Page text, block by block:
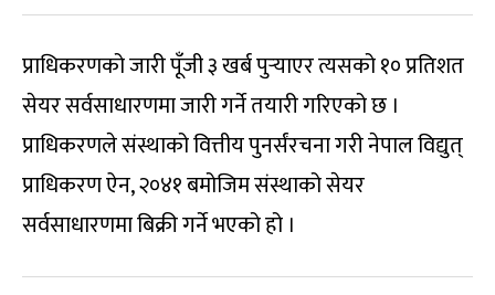
प्राधिकरणको जारी पूँजी ३ खर्ब पुर्‍याएर त्यसको १० प्रतिशत
सेयर सर्वसाधारणमा जारी गर्ने तयारी गरिएको छ ।
प्राधिकरणले संस्थाको वित्तीय पुनर्संरचना गरी नेपाल विद्युत्
प्राधिकरण ऐन, २०४१ बमोजिम संस्थाको सेयर
सर्वसाधारणमा बिक्री गर्ने भएको हो ।